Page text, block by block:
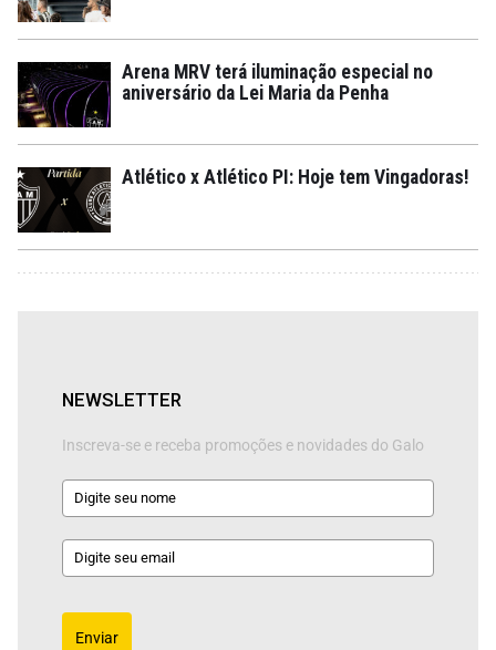
Arena MRV terá iluminação especial no
aniversário da Lei Maria da Penha
Atlético x Atlético PI: Hoje tem Vingadoras!
NEWSLETTER
Inscreva-se e receba promoções e novidades do Galo
Enviar